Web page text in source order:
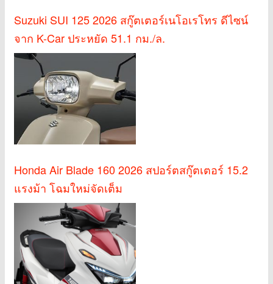
Suzuki SUI 125 2026 สกู๊ตเตอร์เนโอเรโทร ดีไซน์
จาก K-Car ประหยัด 51.1 กม./ล.
Honda Air Blade 160 2026 สปอร์ตสกู๊ตเตอร์ 15.2
แรงม้า โฉมใหม่จัดเต็ม